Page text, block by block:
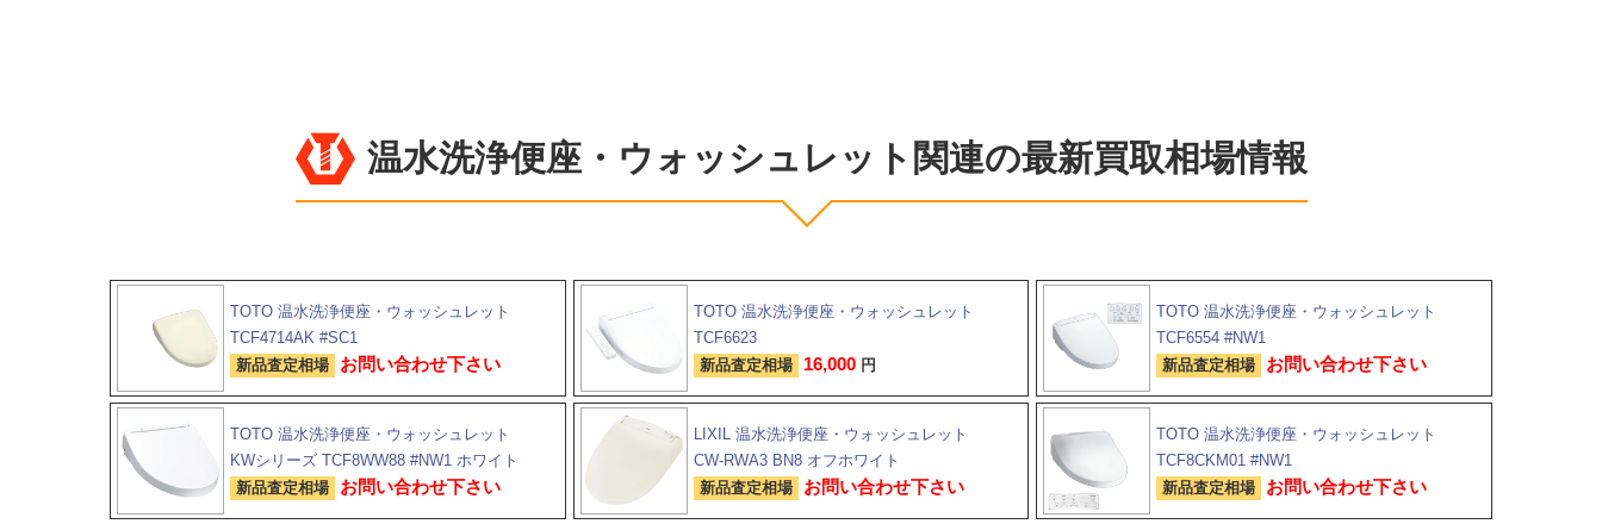
温水洗浄便座・ウォッシュレット関連の最新買取相場情報
TOTO 温水洗浄便座・ウォッシュレット
TCF4714AK #SC1
新品査定相場 お問い合わせ下さい
TOTO 温水洗浄便座・ウォッシュレット
TCF6623
新品査定相場 16,000 円
TOTO 温水洗浄便座・ウォッシュレット
TCF6554 #NW1
新品査定相場 お問い合わせ下さい
TOTO 温水洗浄便座・ウォッシュレット
KWシリーズ TCF8WW88 #NW1 ホワイト
新品査定相場 お問い合わせ下さい
LIXIL 温水洗浄便座・ウォッシュレット
CW-RWA3 BN8 オフホワイト
新品査定相場 お問い合わせ下さい
TOTO 温水洗浄便座・ウォッシュレット
TCF8CKM01 #NW1
新品査定相場 お問い合わせ下さい